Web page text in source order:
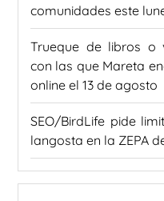
comunidades este
Trueque de libros o
con las que Mareta
online el 13 de agosto
SEO/BirdLife pide
langosta en la ZEPA